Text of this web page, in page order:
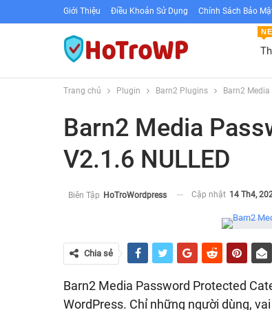
Giới Thiệu Điều Khoản Sử Dụng Chính Sách Bảo
Trang chủ Plugin Barn2 Plugins Barn2
Barn2 Media
V2.1.6 NULLED
Biên Tập HoTroWordpress Cập nhật 14 Th4,
Chia sẻ
Barn2 Media Password Protected
WordPress. Chỉ những người dùng,